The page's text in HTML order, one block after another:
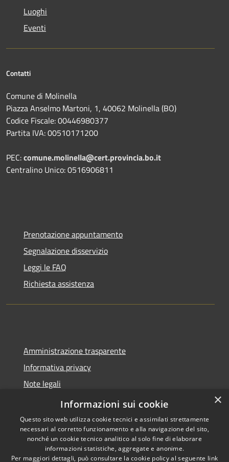
Luoghi
Eventi
Contatti
Comune di Molinella
Piazza Anselmo Martoni, 1, 40062 Molinella (BO)
Codice Fiscale: 00446980377
Partita IVA: 00510171200
PEC:comune.molinella@cert.provincia.bo.it
Centralino Unico: 0516906811
Prenotazione appuntamento
Segnalazione disservizio
Leggi le FAQ
Richiesta assistenza
Amministrazione trasparente
Informativa privacy
Note legali
Dichiarazione di accessibilità
Copyright © 2026 • Comune di
×
Informazioni sui cookie
Questo sito web utilizza cookie tecnici e assimilati strettamente
necessari al corretto funzionamento e alla navigazione del sito,
nonché un cookie tecnico analitico al solo fine di elaborare
informazioni statistiche, aggregate e anonime.
Per maggiori dettagli, può consultare la cookie policy al seguente link